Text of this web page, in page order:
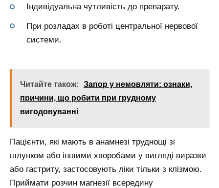
Індивідуальна чутливість до препарату.
При розладах в роботі центральної нервової
системи.
Читайте також:
Запор у немовляти: ознаки,
причини, що робити при грудному
вигодовуванні
Пацієнти, які мають в анамнезі труднощі зі
шлунком або іншими хворобами у вигляді виразки
або гастриту, застосовують ліки тільки з клізмою.
Приймати розчин магнезії всередину